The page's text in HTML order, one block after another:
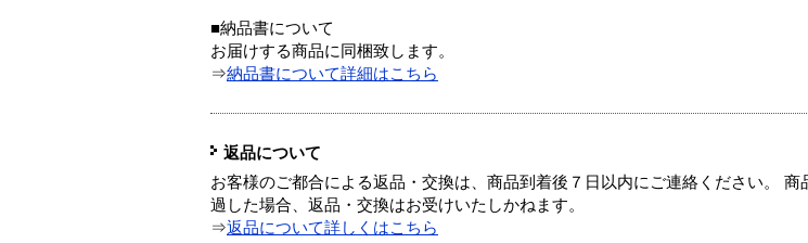
■納品書について
お届けする商品に同梱致します。
⇒納品書について詳細はこちら
返品について
お客様のご都合による返品・交換は、商品到着後７日以内にご連絡ください。
過した場合、返品・交換はお受けいたしかねます。
⇒返品について詳しくはこちら